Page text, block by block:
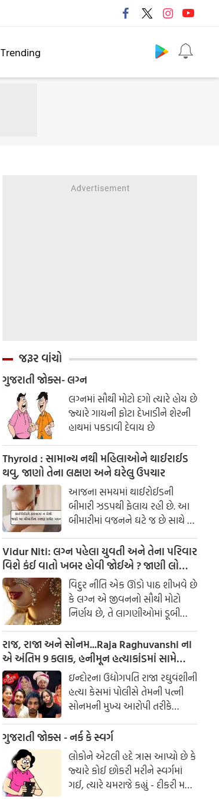
Trending
જરૂર વાંચો
ગુજરાતી જોક્સ- લગ્ન
લગ્નમાં સૌથી મોટો દગો ત્યારે હોય છે
જ્યારે ગાયની ફોટા દેખાડીને શેરની
હાથમાં પકડાવી દેવાય છે
Thyroid : સામાન્ય નથી મહિલાઓને થાઈરાઈડ
થવુ, જાણો તેના લક્ષણ અને ઘરેલુ ઉપચાર
આજના સમયમાં થાઈરોઈડની
બીમારી ઝડપથી ફેલાય રહી છે. આ
બીમારીમાં વજનને ઘટે જ છે સાથે જ
હોર્મોન પણ ગડબડ થઈ જાય છે.
આર્યુવેદનુ માનીએ તો થાઈરોઈડ
થવાનુ કારણ પિત્ત અને કફ સાથે
સંબંધિત છે. થાઈરોઈડ ગ્લેંડ આપણા
શરીરમાં જોવા મળનારી સૌથી મોટી
અંતસ્ત્રાવી ગ્રંથિયોમાંથી એક છે.
Vidur Niti: લગ્ન પહેલા યુવતી અને તેના પરિવાર
વિશે કંઈ વાતો ખબર હોવી જોઈએ ? જાણી લો
નહી તો થશે પસ્તાવોવિદુર નીતિ એક ઊંડો પાઠ શીખવે છે
કે લગ્ન એ જીવનનો સૌથી મોટો
નિર્ણય છે, તે લાગણીઓમાં ડૂબી
જઈને ન લેવો જોઈએ. લગ્ન પહેલાં
કેટલીક બાબતો જાણવી જરૂરી છે, જે
પાછળથી સંબંધનો પાયો નક્કી કરે
રાજ, રાજા અને સોનમ...Raja Raghuvanshi ના
એ અંતિમ 9 કલાક, હનીમૂન હત્યાકાંડમાં સામે
આવ્યા નવા FACTSઇન્દોરના ઉદ્યોગપતિ રાજા રઘુવંશીની
હત્યા કેસમાં પોલીસે તેમની પત્ની
સોનમની મુખ્ય આરોપી તરીકે
ધરપકડ કરી છે. શરૂઆતની
તપાસમાં જાણવા મળ્યું છે કે સોનમે
તેના પતિની હત્યા કરી હતી અને
લાશ મેઘાલયમાં ખાડામાં ફેંકી દીધી
હતી. સોનમે ત્રણ હત્યારાઓની મદદ
લીધી હતી અને હનીમૂન દરમિયાન
ગુજરાતી જોક્સ - નર્ક કે સ્વર્ગ
લોકોને એટલી હદે ત્રાસ આપ્યો છે કે
જ્યારે કોઈ છોકરી મરીને સ્વર્ગમાં
ગઈ, ત્યારે યમરાજે કહ્યું - દીકરી મને